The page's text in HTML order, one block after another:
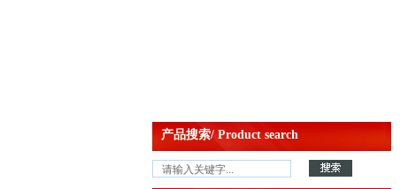
产品搜索/ Product search